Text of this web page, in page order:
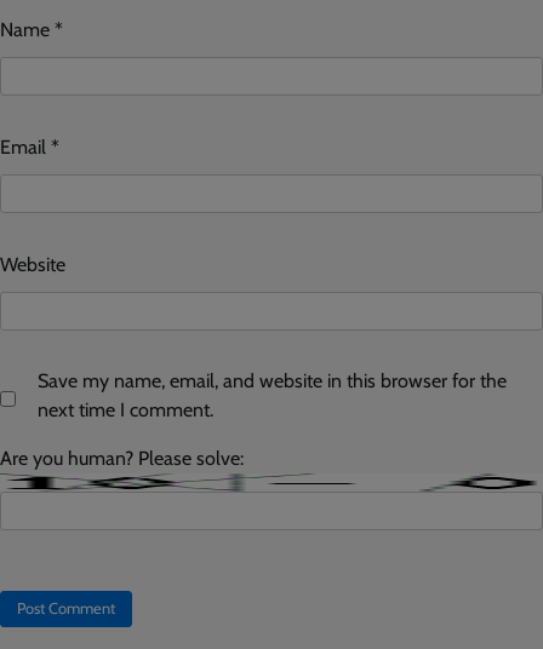
Name *
Email *
Website
Save my name, email, and website in this browser for the
next time I comment.
Are you human? Please solve: